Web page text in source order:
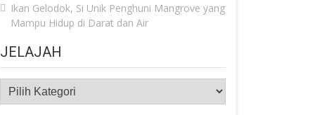
Ikan Gelodok, Si Unik Penghuni Mangrove yang
Mampu Hidup di Darat dan Air
JELAJAH
JELAJAH